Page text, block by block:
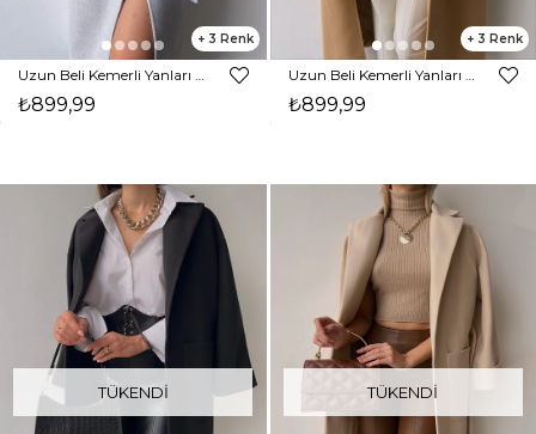
3
₺899,99
3
₺899,99
TÜKENDI TÜKENDI